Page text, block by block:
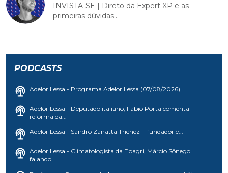
INVISTA-SE | Direto da Expert XP e as
primeiras dúvidas...
PODCASTS
Adelor Lessa - Programa Adelor Lessa (07/08/2026)
Adelor Lessa - Deputado italiano, Fabio Porta comenta
reforma da...
Adelor Lessa - Sandro Zanatta Trichez - fundador e...
Adelor Lessa - Climatologista da Epagri, Márcio Sônego
falando...